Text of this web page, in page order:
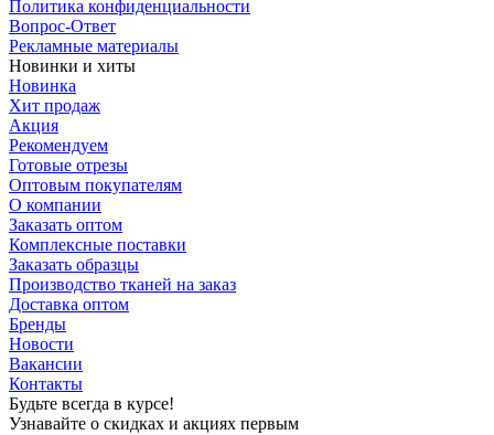
Политика конфиденциальности
Вопрос-Ответ
Рекламные материалы
Новинки и хиты
Новинка
Хит продаж
Акция
Рекомендуем
Готовые отрезы
Оптовым покупателям
О компании
Заказать оптом
Комплексные поставки
Заказать образцы
Производство тканей на заказ
Доставка оптом
Бренды
Новости
Вакансии
Контакты
Будьте всегда в курсе!
Узнавайте о скидках и акциях первым